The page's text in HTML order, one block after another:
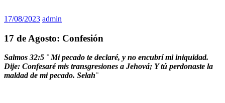
17/08/2023 admin
17 de Agosto: Confesión
Salmos 32:5 ¨ Mi pecado te declaré, y no encubrí mi iniquidad.
Dije: Confesaré mis transgresiones a Jehová; Y tú perdonaste la
maldad de mi pecado. Selah¨